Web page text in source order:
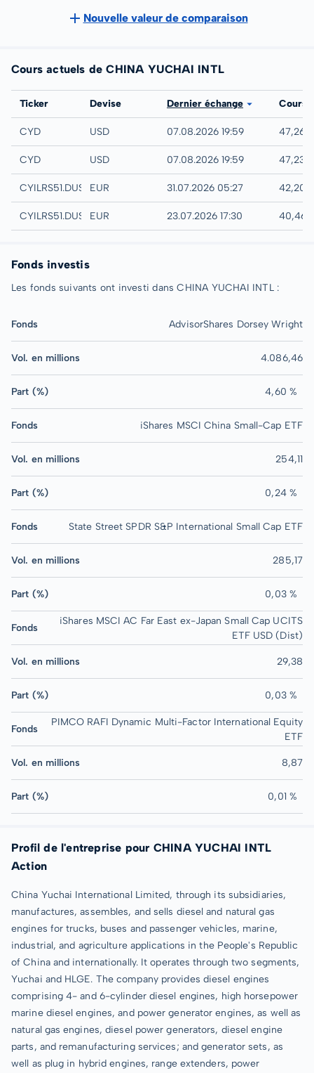
Nouvelle valeur de comparaison
Cours actuels de CHINA YUCHAI INTL
Bourse
Ticker Devise Dernier échange Cours
IEX
CYD USD 07.08.2026 19:59 47,26
NYSE
CYD USD 07.08.2026 19:59 47,23
Quotrix
CYILRS51.DUSDEUR 31.07.2026 05:27 42,20
Düsseldorf
CYILRS51.DUSB EUR 23.07.2026 17:30 40,46
Fonds investis
Les fonds suivants ont investi dans CHINA YUCHAI INTL :
Fonds AdvisorShares Dorsey Wright
Vol. en millions 4.086,46
Part (%) 4,60 %
Fonds iShares MSCI China Small-Cap ETF
Vol. en millions 254,11
Part (%) 0,24 %
Fonds State Street SPDR S&P International Small Cap ETF
Vol. en millions 285,17
Part (%) 0,03 %
Fonds
iShares MSCI AC Far East ex-Japan Small Cap UCITS
ETF USD (Dist)
Vol. en millions 29,38
Part (%) 0,03 %
Fonds
PIMCO RAFI Dynamic Multi-Factor International Equity
ETF
Vol. en millions 8,87
Part (%) 0,01 %
Profil de l'entreprise pour CHINA YUCHAI INTL
Action
China Yuchai International Limited, through its subsidiaries,
manufactures, assembles, and sells diesel and natural gas
engines for trucks, buses and passenger vehicles, marine,
industrial, and agriculture applications in the People's Republic
of China and internationally. It operates through two segments,
Yuchai and HLGE. The company provides diesel engines
comprising 4- and 6-cylinder diesel engines, high horsepower
marine diesel engines, and power generator engines, as well as
natural gas engines, diesel power generators, diesel engine
parts, and remanufacturing services; and generator sets, as
well as plug in hybrid engines, range extenders, power